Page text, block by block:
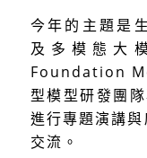
今年的主題是
及多模態大
Foundation
型模型研發團
進行專題演講
交流。